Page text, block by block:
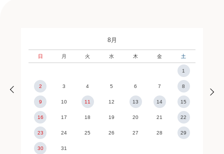
8月
日 月 火 水 木 金 土
1
2 3 4 5 6 7 8
9 10 11 12 13 14 15
16 17 18 19 20 21 22
23 24 25 26 27 28 29
30 31